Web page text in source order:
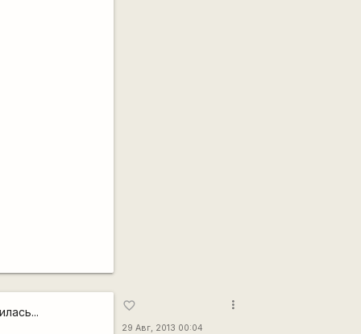
favorite_border
29 Авг, 2013 00:04
more_vert